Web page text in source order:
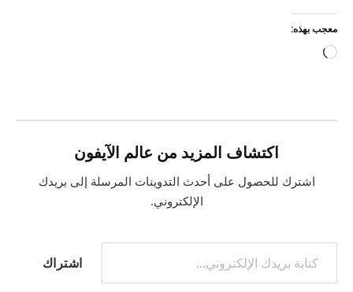
معجب بهذه:
جاري
اكتشاف المزيد من عالم الآيفون
اشترك للحصول على أحدث التدوينات المرسلة إلى بريدك
الإلكتروني.
كتابة بريدك الإلكتروني...
اشتراك